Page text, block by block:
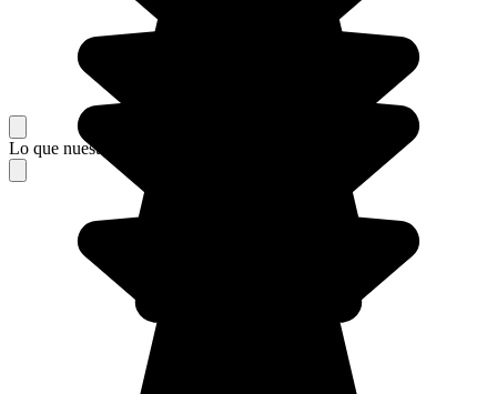
Lo que nuestros viajeros piensan de su estancia